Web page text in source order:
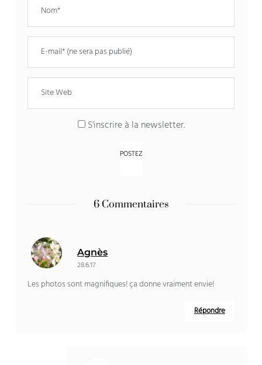
S'inscrire à la newsletter.
6 Commentaires
Agnès
28.6.17
Les photos sont magnifiques! ça donne vraiment envie!
Répondre